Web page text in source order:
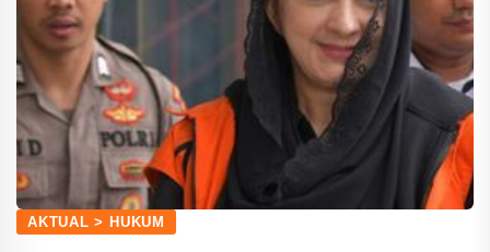
AKTUAL > HUKUM